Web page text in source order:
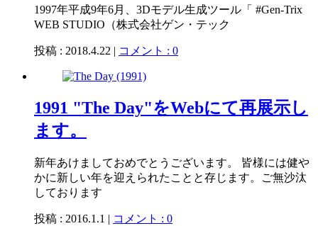
1997年平成9年6月、3Dモデル生成ツール「 #Gen-Trix
WEB STUDIO（株式会社ゲン・テック
投稿 : 2018.4.22 | コメント : 0
1991 "The Day"をWebにて再展示し
ます。
新年あけましておめでとうございます。 皆様には健や
かに新しい年を迎えられたことと存じます。ご無沙汰
しております
投稿 : 2016.1.1 | コメント : 0